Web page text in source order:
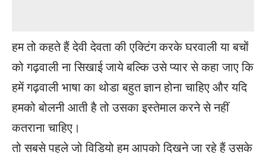
हम तो कहते हैं देवी देवता की एक्टिंग करके घरवाली या बचों
को गढ़वाली ना सिखाई जाये बल्कि उसे प्यार से कहा जाए कि
हमें गढ़वाली भाषा का थोडा बहुत ज्ञान होना चाहिए और यदि
हमको बोलनी आती है तो उसका इस्तेमाल करने से नहीं
कतराना चाहिए।
तो सबसे पहले जो विडियो हम आपको दिखने जा रहे हैं उसके